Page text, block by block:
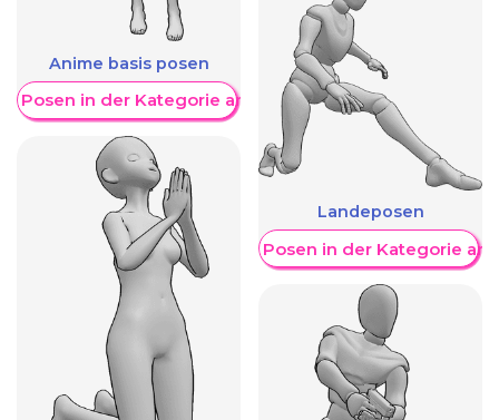
Anime basis posen
Posen in der Kategorie anzeigen
Landeposen
Weitere Posen in der Kategorie